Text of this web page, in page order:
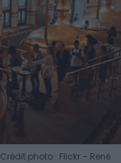
Crédit photo : Flickr – René